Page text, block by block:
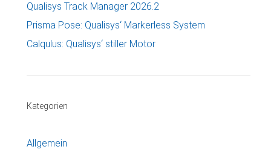
Qualisys Track Manager 2026.2
Prisma Pose: Qualisys‘ Markerless System
Calqulus: Qualisys‘ stiller Motor
Kategorien
Allgemein